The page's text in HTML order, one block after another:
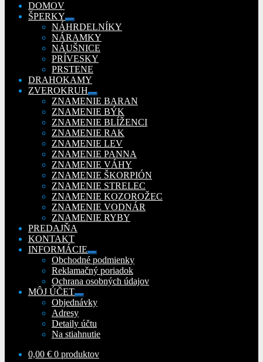
DOMOV
ŠPERKY
Rozbaliť
podradené
menu
NÁHRDELNÍKY
NÁRAMKY
NÁUŠNICE
PRÍVESKY
PRSTENE
DRAHOKAMY
ZVEROKRUH
Rozbaliť
podradené
menu
ZNAMENIE BARAN
ZNAMENIE BÝK
ZNAMENIE BLÍŽENCI
ZNAMENIE RAK
ZNAMENIE LEV
ZNAMENIE PANNA
ZNAMENIE VÁHY
ZNAMENIE ŠKORPIÓN
ZNAMENIE STRELEC
ZNAMENIE KOZOROŽEC
ZNAMENIE VODNÁR
ZNAMENIE RYBY
PREDAJŇA
KONTAKT
INFORMÁCIE
Rozbaliť
podradené
menu
Obchodné podmienky
Reklamačný poriadok
Ochrana osobných údajov
MÔJ ÚČET
Rozbaliť
podradené
Objednávky
Adresy
Detaily účtu
Na stiahnutie
0,00 € 0 produktov